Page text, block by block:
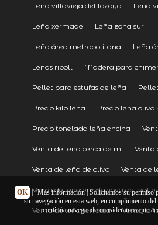
Leña villavieja del lozoya Leña
Leña xermade Leña zona sur
Leña área metropolitana Leña
Leñas ripoll Madera para
Pellet para estufas de leña
Precio kilo leña Precio leña olivo
Precio tonelada leña encina
Venta de leña cerca de mí Venta
Venta de leña de olivo Venta de
Venta de leña en vilanova del valles
Venta de leña terrassa Venta
OK | Más información| Solicitamos su permiso
su navegación en esta web, en cumplimiento
continúa navegando consideramos que